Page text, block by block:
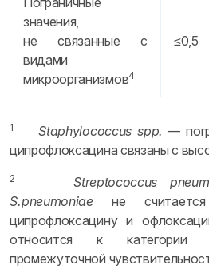
значения,
не связанные с
видами
микроорганизмов4
≤0,5
1 Staphylococcus spp. —
ципрофлоксацина связаны с
2 Streptococcus
S. pneumoniaeне считается
ципрофлоксацину и
относится к категории
промежуточной